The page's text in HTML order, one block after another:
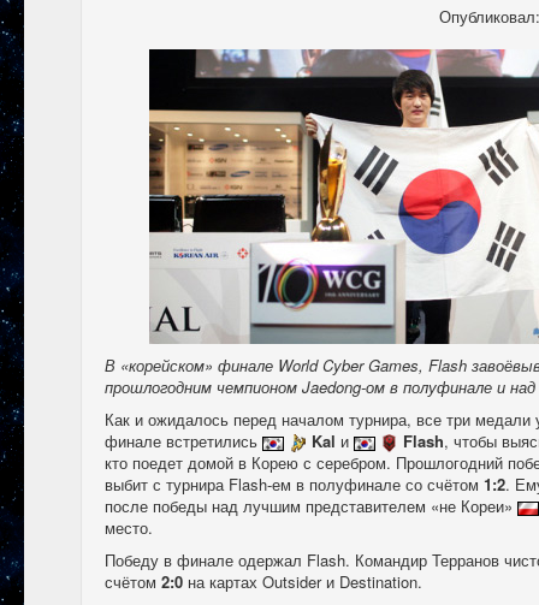
В «корейском» финале World Cyber Games, Flash
прошлогодним чемпионом Jaedong-ом в полуфинале и
Как и ожидалось перед началом турнира, все три
финале встретились
Kal и Flash, чтобы
кто поедет домой в Корею с серебром. Прошлогодний
выбит с турнира Flash-ем в полуфинале со счётом 1:2.
после победы над лучшим представителем «не Кореи»
место.
Победу в финале одержал Flash. Командир Терранов
счётом 2:0 на картах Outsider и Destination.